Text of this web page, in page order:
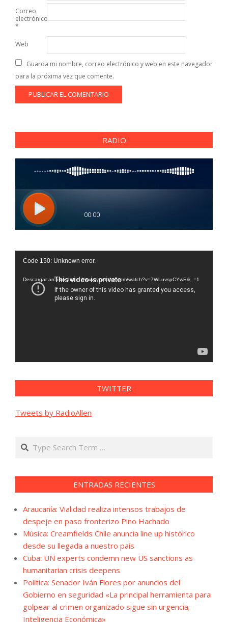
Correo
electrónico
*
Web
Guarda mi nombre, correo electrónico y web en este navegador
para la próxima vez que comente.
RADIO
Reproductor
vídeo
Code 150: Unknown error.
Descargar archivo: https://www.youtube.com/watch?v=7WLuvspCYwE&_=1
TWITTER
Tweets by RadioAllen
Search
ENTRADAS RECIENTES
Araucanía: Vialidad realiza intensos trabajos de
despeje en paso fronterizo Pino Hachado
Música: Creamfields Chile anuncia line up histórico
desde su llegada a nuestro país
Cuba: UN experts condemn new US sanctions as
humanitarian crisis deepens
Política: Senador Iván Flores por anuncios del
Gobierno en seguridad «La principal herramienta para
golpear al crimen organizado sigue sin urgencia;
Inteligencia Económica»